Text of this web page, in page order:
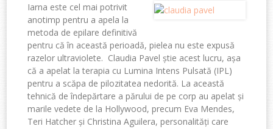
Iarna este cel mai potrivit
anotimp pentru a apela la
metoda de epilare definitivă
pentru că în această perioadă, pielea nu este expusă
razelor ultraviolete. Claudia Pavel știe acest lucru, așa
că a apelat la terapia cu Lumina Intens Pulsată (IPL)
pentru a scăpa de pilozitatea nedorită. La această
tehnică de îndepărtare a părului de pe corp au apelat și
marile vedete de la Hollywood, precum Eva Mendes,
Teri Hatcher și Christina Aguilera, personalități care